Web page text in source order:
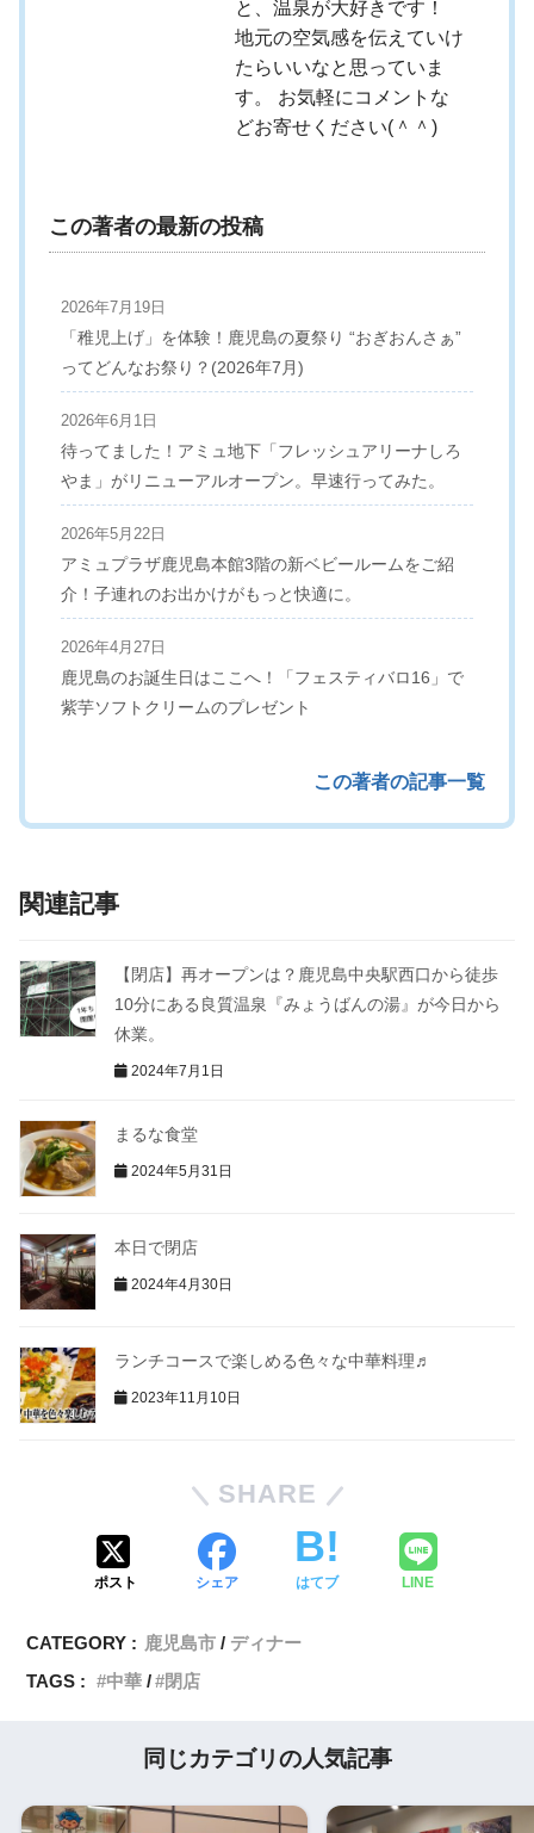
と、温泉が大好きです！
地元の空気感を伝えていけ
たらいいなと思っていま
す。 お気軽にコメントな
どお寄せください(＾＾)
この著者の最新の投稿
2026年7月19日
「稚児上げ」を体験！鹿児島の夏祭り “おぎおんさぁ”
ってどんなお祭り？(2026年7月)
2026年6月1日
待ってました！アミュ地下「フレッシュアリーナしろ
やま」がリニューアルオープン。早速行ってみた。
2026年5月22日
アミュプラザ鹿児島本館3階の新ベビールームをご紹
介！子連れのお出かけがもっと快適に。
2026年4月27日
鹿児島のお誕生日はここへ！「フェスティバロ16」で
紫芋ソフトクリームのプレゼント
この著者の記事一覧
関連記事
【閉店】再オープンは？鹿児島中央駅西口から徒歩
10分にある良質温泉『みょうばんの湯』が今日から
休業。
2024年7月1日
まるな食堂
2024年5月31日
本日で閉店
2024年4月30日
ランチコースで楽しめる色々な中華料理♬
2023年11月10日
SHARE
ポスト シェア はてブ LINE
CATEGORY : 鹿児島市
ディナー
TAGS :
中華 閉店
同じカテゴリの人気記事